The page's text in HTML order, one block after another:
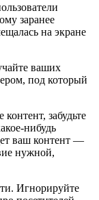
заранее
на экране
ваших
под который
забудьте
нибудь
ваш контент —
нужной,
Игнорируйте